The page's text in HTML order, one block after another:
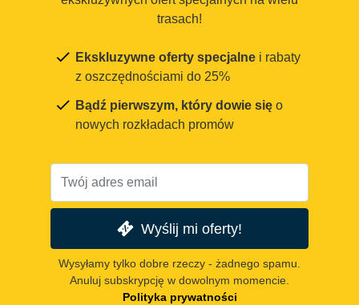
trasach!
Ekskluzywne oferty specjalne i rabaty
z oszczędnościami do 25%
Bądź pierwszym, który dowie się o
nowych rozkładach promów
Wyślij mi oferty!
Wysyłamy tylko dobre rzeczy - żadnego spamu.
Anuluj subskrypcję w dowolnym momencie.
Polityka prywatności